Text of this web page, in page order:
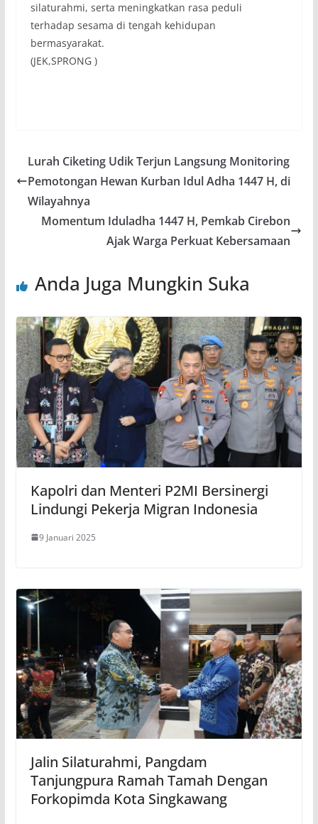
silaturahmi, serta meningkatkan rasa peduli
terhadap sesama di tengah kehidupan
bermasyarakat.
(JEK,SPRONG )
Lurah Ciketing Udik Terjun Langsung Monitoring
Pemotongan Hewan Kurban Idul Adha 1447 H, di
Wilayahnya
Momentum Iduladha 1447 H, Pemkab Cirebon
Ajak Warga Perkuat Kebersamaan
Anda Juga Mungkin Suka
Kapolri dan Menteri P2MI Bersinergi
Lindungi Pekerja Migran Indonesia
9 Januari 2025
Jalin Silaturahmi, Pangdam
Tanjungpura Ramah Tamah Dengan
Forkopimda Kota Singkawang